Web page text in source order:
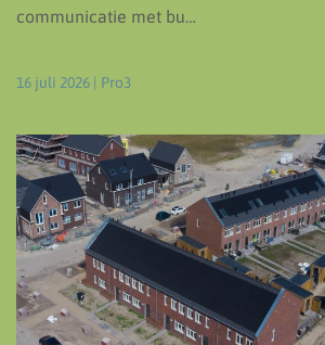
communicatie met bu…
16 juli 2026 | Pro3